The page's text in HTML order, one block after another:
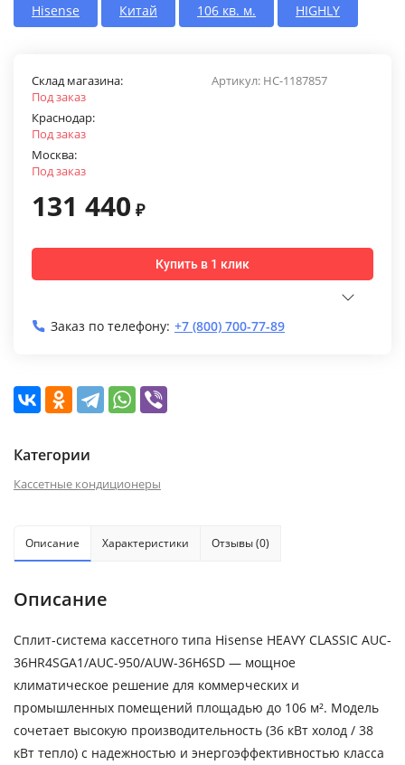
Hisense Китай 106 кв. м. HIGHLY
Артикул: НС-1187857
Склад магазина:
Под заказ
Краснодар:
Под заказ
Москва:
Под заказ
131 440 ₽
Купить в 1 клик
Заказ по телефону: +7 (800) 700-77-89
Категории
Кассетные кондиционеры
Описание Характеристики Отзывы (0)
Описание
Сплит-система кассетного типа Hisense HEAVY CLASSIC AUC-
36HR4SGA1/AUC-950/AUW-36H6SD — мощное
климатическое решение для коммерческих и
промышленных помещений площадью до 106 м². Модель
сочетает высокую производительность (36 кВт холод / 38
кВт тепло) с надежностью и энергоэффективностью класса